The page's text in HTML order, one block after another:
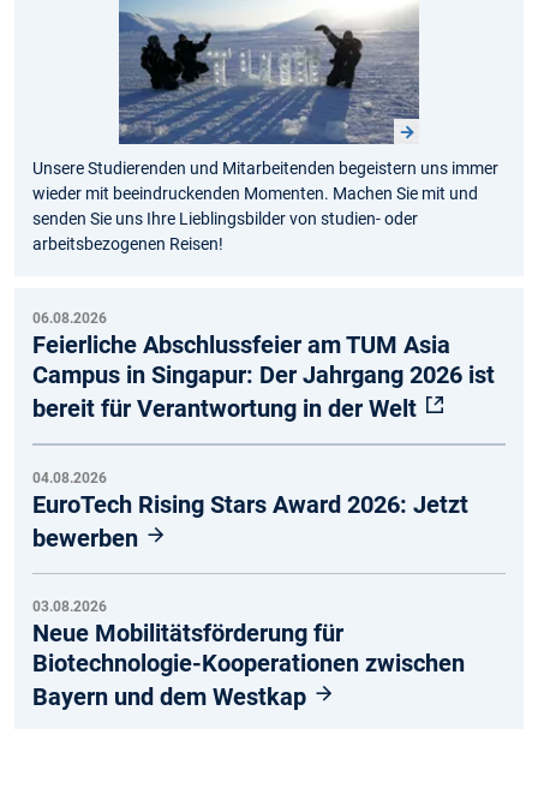
Unsere Studierenden und Mitarbeitenden begeistern uns immer
wieder mit beeindruckenden Momenten. Machen Sie mit und
senden Sie uns Ihre Lieblingsbilder von studien- oder
arbeitsbezogenen Reisen!
06.08.2026
Feierliche Abschlussfeier am TUM Asia
Campus in Singapur: Der Jahrgang 2026 ist
bereit für Verantwortung in der Welt
04.08.2026
EuroTech Rising Stars Award 2026: Jetzt
bewerben
03.08.2026
Neue Mobilitätsförderung für
Biotechnologie-Kooperationen zwischen
Bayern und dem Westkap